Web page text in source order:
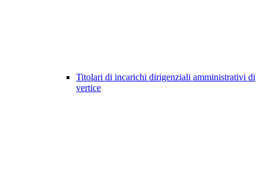
Titolari di incarichi dirigenziali amministrativi di
vertice